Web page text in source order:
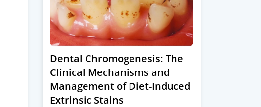
Dental Chromogenesis: The
Clinical Mechanisms and
Management of Diet-Induced
Extrinsic Stains